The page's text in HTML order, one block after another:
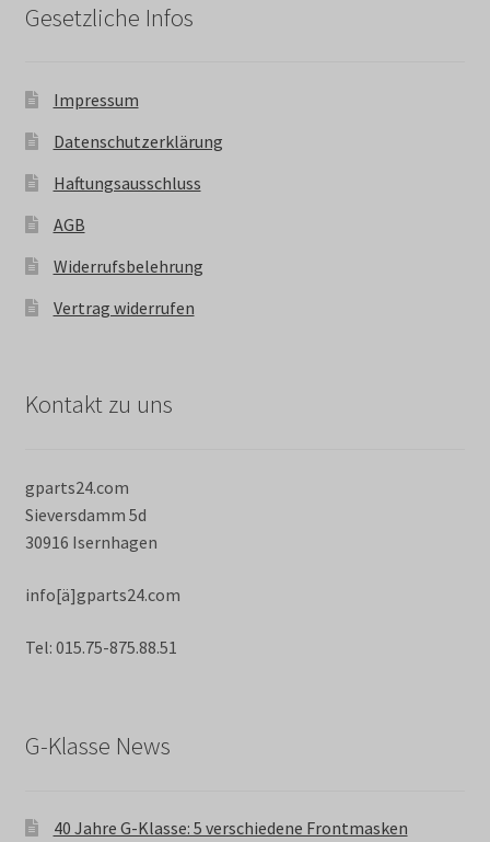
Gesetzliche Infos
Impressum
Datenschutzerklärung
Haftungsausschluss
AGB
Widerrufsbelehrung
Vertrag widerrufen
Kontakt zu uns
gparts24.com
Sieversdamm 5d
30916 Isernhagen
info[ä]gparts24.com
Tel: 015.75-875.88.51
G-Klasse News
40 Jahre G-Klasse: 5 verschiedene Frontmasken